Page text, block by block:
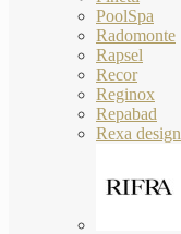
PoolSpa
Radomonte
Rapsel
Recor
Reginox
Repabad
Rexa design